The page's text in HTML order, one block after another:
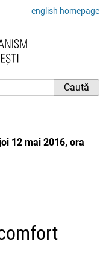
english homepage
12 mai 2016, ora